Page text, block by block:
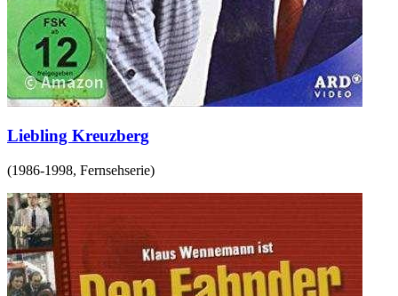
Liebling Kreuzberg
(1986-1998, Fernsehserie)